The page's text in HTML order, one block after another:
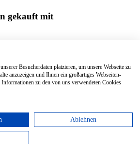
gekauft mit
Besucherdaten platzieren, um unsere Webseite zu
anzuzeigen und Ihnen ein großartiges Webseiten-
zu den von uns verwendeten Cookies
Ablehnen